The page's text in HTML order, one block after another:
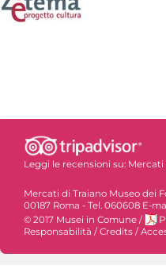
Leggi le recensioni su: Mercati
Mercati di Traiano Museo dei
00187 Roma - Tel. 060608 E-
© 2017 Musei in Comune /
Responsabilità / Credits /